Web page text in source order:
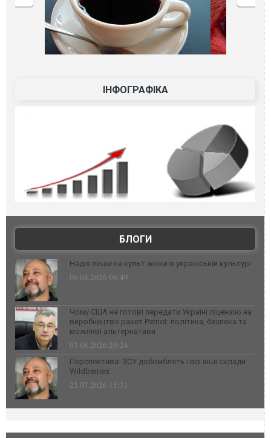
ІНФОГРАФІКА
БЛОГИ
Надія лише на культ жінки в українській культурі
06.08.2026 08:49
Чому США не готові передати Україні ліцензію на
виробництво ракет Patriot: політика, безпека та
можливі альтернативи
03.08.2026 20:24
Перспектива: ЗСУ добомблять і всі інші склади
Wildberries
23.07.2026 11:31